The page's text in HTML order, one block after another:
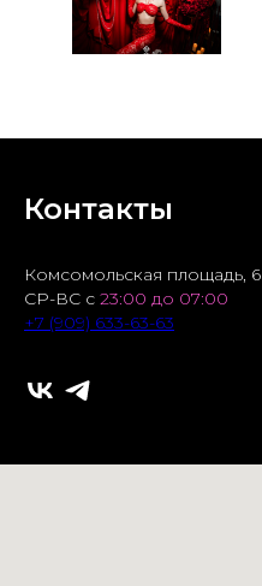
Контакты
Комсомольская площадь, 6
СР-ВС с 23:00 до 07:00
+7 (909) 633-63-63